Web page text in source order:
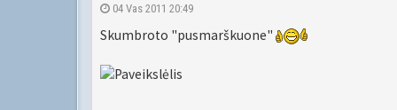
04 Vas 2011 20:49
Skumbroto "pusmarškuone"